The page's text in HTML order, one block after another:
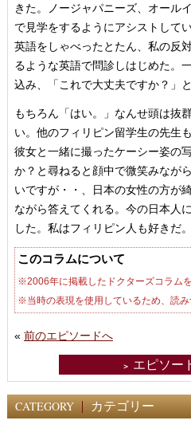
きた。ノージャパニーズ、オール
で見学をするようにアシストして
英語をしゃべったとたん、私の反
るような英語で問診しはじめた。
込み、「これで大丈夫ですか？」
もちろん「はい。」なんせ頭は抜
い。他のフィリピン留学生の先生
彼女と一緒に撮ったケーシー姿の
か？と尋ねると顔中で微笑みなが
いですが・・、日本の女性の方が
ながら答えてくれる。今の日本人
した。私はフィリピン人も好きだ。
このコラムについて
※2006年に掲載したドクターズコラム
※当時の表現を使用しているため、読み
« 前のエピソードへ
＞ エピソー
CATEGORY カテゴリー